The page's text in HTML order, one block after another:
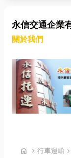
永信交通企業
關於我們
home chevron_right 首頁
行車運輸 chevron_right